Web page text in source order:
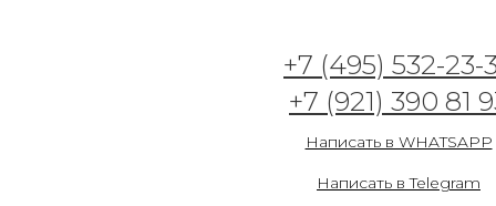
+7 (495) 532-23-
+7 (921) 390 81
Написать в WHATSAPP
Написать в Telegram